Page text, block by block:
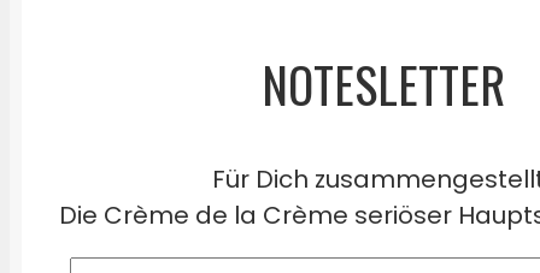
NOTESLETTER
Für Dich
Die Crème de la Crème seriöser